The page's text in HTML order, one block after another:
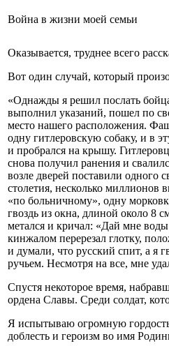
Война в жизни моей семьи
Оказывается, труднее всего
Вот один случай, который
«Однажды я решил послать
выполнил указаний, пошел по
место нашего расположения.
одну гитлеровскую собаку, и в
и пробрался на крышу.
снова получил ранения и
возле дверей поставили одного
столетия, несколько
«по больничному», одну
гвоздь из окна, длиной около 8
метался и кричал: «Дай мне
кинжалом перерезал глотку,
и думали, что русский спит, а я
ручьем. Несмотря на все, мне
Спустя некоторое время,
ордена Славы. Среди солдат,
Я испытываю огромную
доблесть и героизм во имя